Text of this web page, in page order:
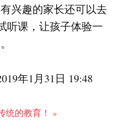
兴趣的家长还可以去
听课，让孩子体验一
年1月31日 19:48
统的教育！ »